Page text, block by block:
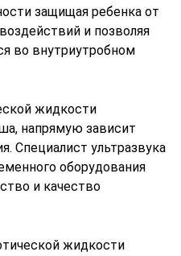
защищая ребенка от
и позволяя
во внутриутробном
жидкости
напрямую зависит
Специалист ультразвука
оборудования
и качество
жидкости